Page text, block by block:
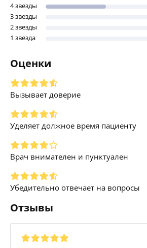
4 звезды
3 звезды
2 звезды
1 звезда
Оценки
Вызывает доверие
Уделяет должное время пациенту
Врач внимателен и пунктуален
Убедительно отвечает на вопросы
Отзывы